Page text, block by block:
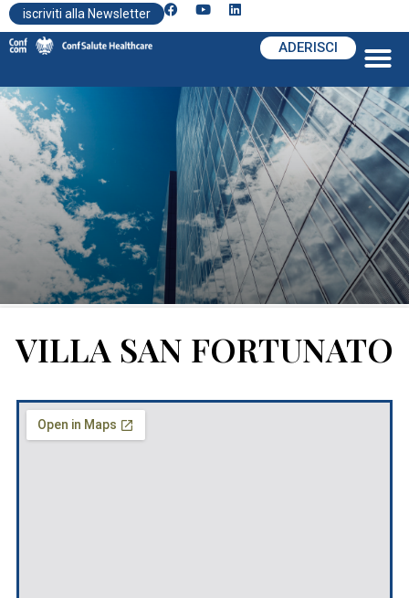
iscriviti alla Newsletter
ADERISCI
VILLA SAN FORTUNATO